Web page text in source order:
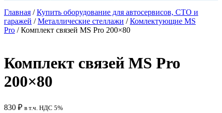
Главная /Купить оборудование для автосервисов, СТО и
гаражей /Металлические стеллажи /Комлектующие MS
Pro / Комплект связей MS Pro 200×80
Комплект связей MS Pro
200×80
830 ₽ в т.ч. НДС 5%